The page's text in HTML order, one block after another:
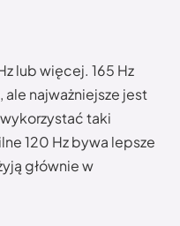
lub więcej. 165 Hz
najważniejsze jest
taki
120 Hz bywa lepsze
głównie w